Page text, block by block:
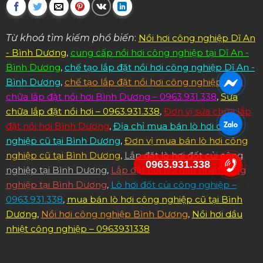
Từ khoá tìm kiếm phổ biến: Nồi hơi công nghiệp Dĩ An
- Bình Dương, cung cấp nồi hơi công nghiệp tại Dĩ An -
Bình Dương, chế tạo lắp đặt nồi hơi công nghiệp Dĩ An -
Bình Dương, chế tạo lắp đặt nồi hơi công nghiệp ,Sửa
chữa lắp đặt nồi hơi Bình Dương – 0963.931.338,Sửa
chữa lắp đặt nồi hơi – 0963.931.338, Đơn vị sửa chữa lắp
đặt nồi hơi Bình Dương, Địa chỉ mua bán lò hơi công
nghiệp cũ tại Bình Dương, Đơn vị mua bán lò hơi công
nghiệp cũ tại Bình Dương, Lắp đặt lò hơi đốt củi công
nghiệp tại Bình Dương, Lắp đặt nồi hơi dầu nhiệt công
nghiệp tại Bình Dương, Lò hơi đốt củi công nghiệp –
0963.931.338, mua bán lò hơi công nghiệp cũ tại Bình
Dương, Nồi hơi công nghiệp Bình Dương, Nồi hơi dầu
nhiệt công nghiệp – 0963931338
0963.931.338